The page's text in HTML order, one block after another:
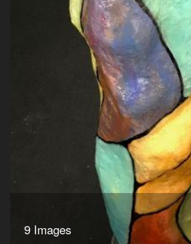
9 Images